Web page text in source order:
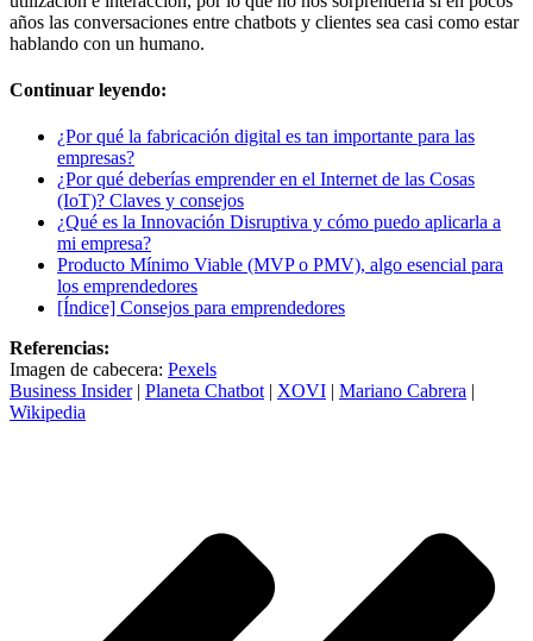
años las conversaciones entre chatbots y clientes sea casi como estar
hablando con un humano.
Continuar leyendo:
¿Por qué la fabricación digital es tan importante para las
empresas?
¿Por qué deberías emprender en el Internet de las Cosas
(IoT)? Claves y consejos
¿Qué es la Innovación Disruptiva y cómo puedo aplicarla a
mi empresa?
Producto Mínimo Viable (MVP o PMV), algo esencial para
los emprendedores
[Índice] Consejos para emprendedores
Referencias:
Imagen de cabecera: Pexels
Business Insider| Planeta Chatbot | XOVI | Mariano Cabrera |
Wikipedia